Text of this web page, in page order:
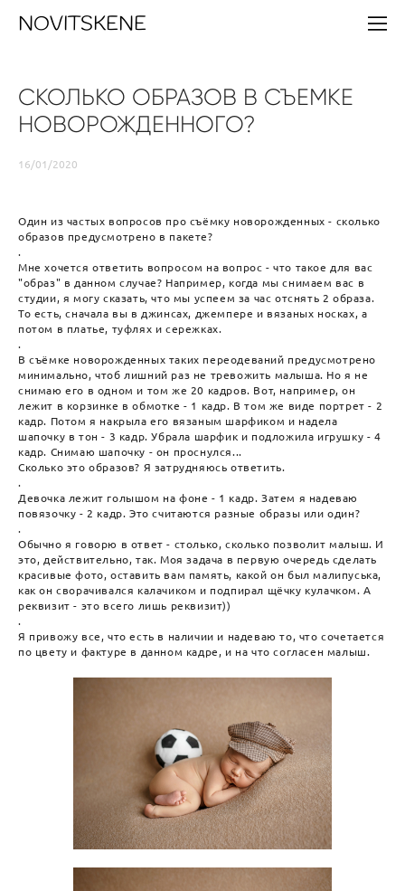
NOVITSKENE
СКОЛЬКО ОБРАЗОВ В СЪЕМКЕ
НОВОРОЖДЕННОГО?
16/01/2020
Один из частых вопросов про съёмку новорожденных - сколько
образов предусмотрено в пакете?
.
Мне хочется ответить вопросом на вопрос - что такое для вас
"образ" в данном случае? Например, когда мы снимаем вас в
студии, я могу сказать, что мы успеем за час отснять 2 образа.
То есть, сначала вы в джинсах, джемпере и вязаных носках, а
потом в платье, туфлях и сережках.
.
В съёмке новорожденных таких переодеваний предусмотрено
минимально, чтоб лишний раз не тревожить малыша. Но я не
снимаю его в одном и том же 20 кадров. Вот, например, он
лежит в корзинке в обмотке - 1 кадр. В том же виде портрет - 2
кадр. Потом я накрыла его вязаным шарфиком и надела
шапочку в тон - 3 кадр. Убрала шарфик и подложила игрушку - 4
кадр. Снимаю шапочку - он проснулся...
Сколько это образов? Я затрудняюсь ответить.
.
Девочка лежит голышом на фоне - 1 кадр. Затем я надеваю
повязочку - 2 кадр. Это считаются разные образы или один?
.
Обычно я говорю в ответ - столько, сколько позволит малыш. И
это, действительно, так. Моя задача в первую очередь сделать
красивые фото, оставить вам память, какой он был малипуська,
как он сворачивался калачиком и подпирал щёчку кулачком. А
реквизит - это всего лишь реквизит))
.
Я привожу все, что есть в наличии и надеваю то, что сочетается
по цвету и фактуре в данном кадре, и на что согласен малыш.